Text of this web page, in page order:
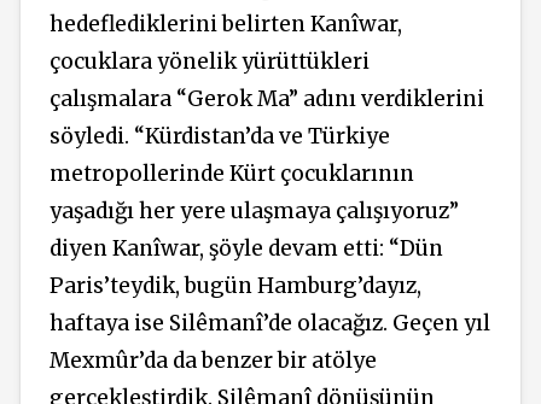
hedeflediklerini belirten Kanîwar,
çocuklara yönelik yürüttükleri
çalışmalara “Gerok Ma” adını verdiklerini
söyledi. “Kürdistan’da ve Türkiye
metropollerinde Kürt çocuklarının
yaşadığı her yere ulaşmaya çalışıyoruz”
diyen Kanîwar, şöyle devam etti: “Dün
Paris’teydik, bugün Hamburg’dayız,
haftaya ise Silêmanî’de olacağız. Geçen yıl
Mexmûr’da da benzer bir atölye
gerçekleştirdik. Silêmanî dönüşünün